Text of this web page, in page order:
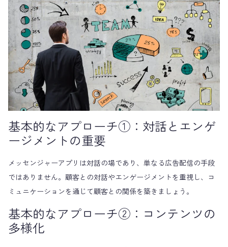
基本的なアプローチ①：対話とエンゲ
ージメントの重要
メッセンジャーアプリは対話の場であり、単なる広告配信の手段
ではありません。顧客との対話やエンゲージメントを重視し、コ
ミュニケーションを通じて顧客との関係を築きましょう。
基本的なアプローチ②：コンテンツの
多様化